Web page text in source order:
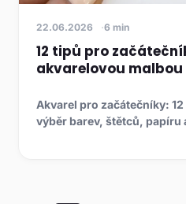
22.06.2026 6 min
12 tipů pro
akvarelovou malbou
Akvarel pro začátečníky:
výběr barev, štětců, papíru